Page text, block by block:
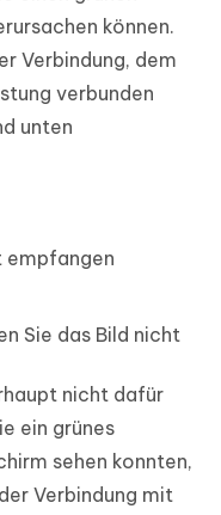
können.
Verbindung, dem
verbunden
unten
empfangen
Sie das Bild nicht
nicht dafür
ein grünes
sehen konnten,
Verbindung mit